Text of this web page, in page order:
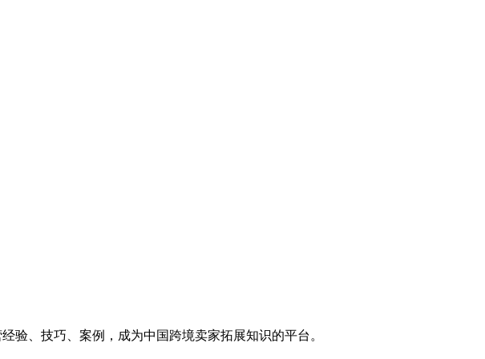
验、技巧、案例，成为中国跨境卖家拓展知识的平台。